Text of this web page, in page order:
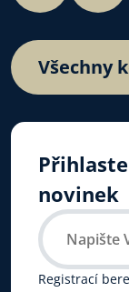
Všechny
novinek
Registrací